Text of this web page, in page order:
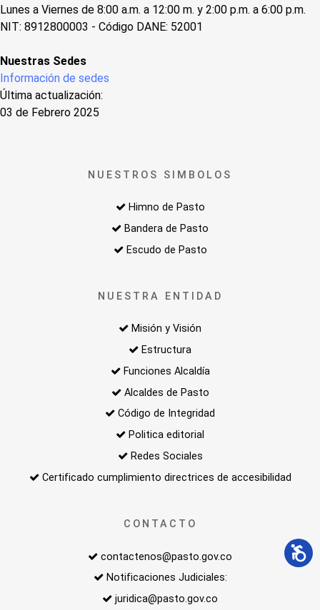
Lunes a Viernes de 8:00 a.m. a 12:00 m. y 2:00 p.m. a 6:00 p.m.
NIT: 8912800003 - Código DANE: 52001
Nuestras Sedes
Información de sedes
Última actualización:
03 de Febrero 2025
NUESTROS SIMBOLOS
Himno de Pasto
Bandera de Pasto
Escudo de Pasto
NUESTRA ENTIDAD
Misión y Visión
Estructura
Funciones Alcaldía
Alcaldes de Pasto
Código de Integridad
Politica editorial
Redes Sociales
Certificado cumplimiento directrices de accesibilidad
CONTACTO
contactenos@pasto.gov.co
Notificaciones Judiciales:
juridica@pasto.gov.co